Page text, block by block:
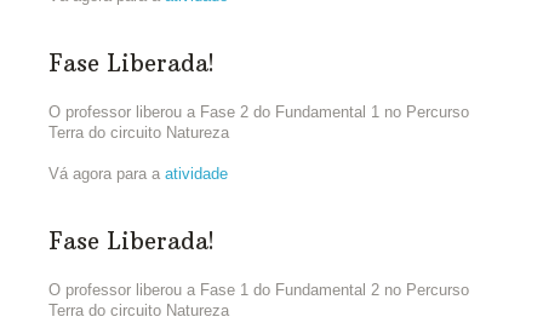
Fase Liberada!
O professor liberou a Fase 2 do Fundamental 1 no Percurso
Terra do circuito Natureza
Vá agora para a atividade
Fase Liberada!
O professor liberou a Fase 1 do Fundamental 2 no Percurso
Terra do circuito Natureza